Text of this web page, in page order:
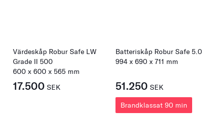
Värdeskåp Robur Safe LW
Grade II 500
600 x 600 x 565 mm
17.500 SEK
Batteriskåp Robur Safe 5.0
994 x 690 x 711 mm
51.250 SEK
Brandklassat 90 min